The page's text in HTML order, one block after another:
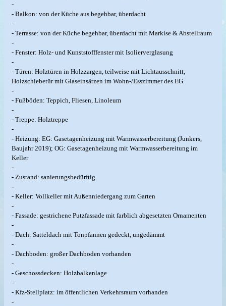
-
- Balkon: von der Küche aus begehbar, überdacht
-
- Terrasse: von der Küche begehbar, überdacht mit Markise & Abstellraum
-
- Fenster: Holz- und Kunststofffenster mit Isolierverglasung
-
- Türen: Holztüren in Holzzargen, teilweise mit Lichtausschnitt;
Holzschiebetür mit Glaseinsätzen im Wohn-/Esszimmer des EG
-
- Fußböden: Teppich, Fliesen, Linoleum
-
- Treppe: Holztreppe
-
- Heizung: EG: Gasetagenheizung mit Warmwasserbereitung (Junkers,
Baujahr 2019); OG: Gasetagenheizung mit Warmwasserbereitung im
Keller
-
- Zustand: sanierungsbedürftig
-
- Keller: Vollkeller mit Außenniedergang zum Garten
-
- Fassade: gestrichene Putzfassade mit farblich abgesetzten Ornamenten
-
- Dach: Satteldach mit Tonpfannen gedeckt, ungedämmt
-
- Dachboden: großer Dachboden vorhanden
-
- Geschossdecken: Holzbalkenlage
-
- Kfz-Stellplatz: im öffentlichen Verkehrsraum vorhanden
-